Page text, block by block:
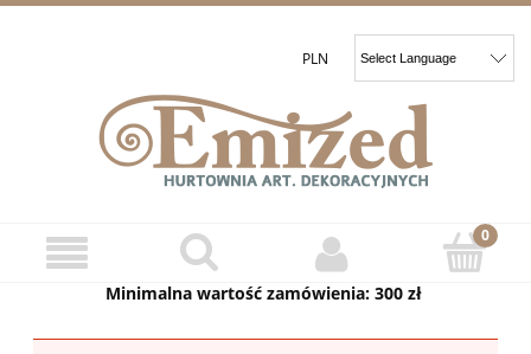
Minimalna wartość zamówienia: 300 zł